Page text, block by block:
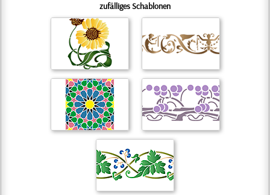
zufälliges Schablonen